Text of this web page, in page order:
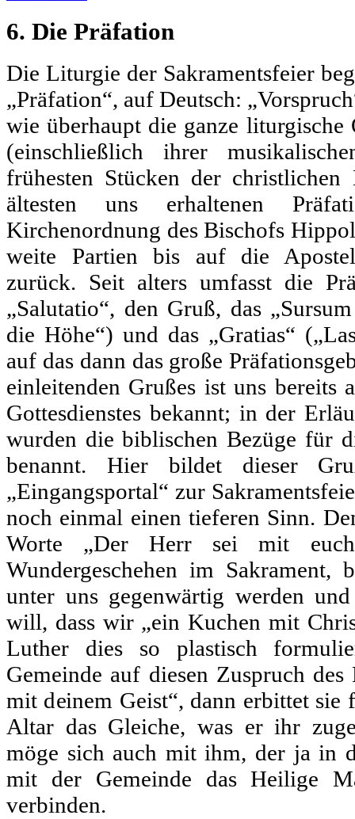
6. Die Präfation
Die Liturgie der Sakramentsfeier
„Präfation“, auf Deutsch:
wie überhaupt die ganze liturgische
(einschließlich ihrer
frühesten Stücken der
ältesten uns erhaltenen
Kirchenordnung des Bischofs
weite Partien bis auf die
zurück. Seit alters umfasst die
„Salutatio“, den Gruß, das
die Höhe“) und das „Gratias“
auf das dann das große
einleitenden Grußes ist uns bereits
Gottesdienstes bekannt; in der
wurden die biblischen Bezüge für
benannt. Hier bildet dieser
„Eingangsportal“ zur
noch einmal einen tieferen Sinn.
Worte „Der Herr sei mit
Wundergeschehen im
unter uns gegenwärtig werden
will, dass wir „ein Kuchen mit
Luther dies so plastisch
Gemeinde auf diesen Zuspruch
mit deinem Geist“, dann erbittet sie
Altar das Gleiche, was er ihr
möge sich auch mit ihm, der ja in
mit der Gemeinde das Heilige
verbinden.